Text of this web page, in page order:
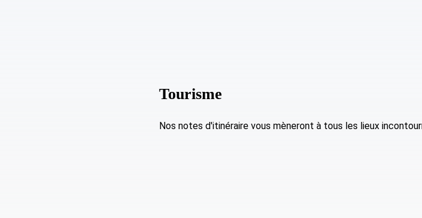
Tourisme
Nos notes d'itinéraire vous mèneront à tous les lieux